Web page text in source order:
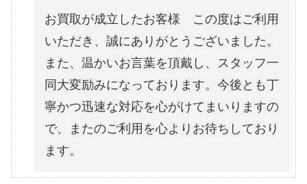
お買取が成立したお客様 この度はご利用
いただき、誠にありがとうございました。
また、温かいお言葉を頂戴し、スタッフ一
同大変励みになっております。今後とも丁
寧かつ迅速な対応を心がけてまいりますの
で、またのご利用を心よりお待ちしており
ます。